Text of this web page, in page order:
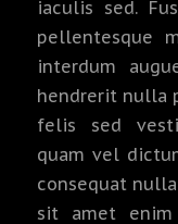
iaculis sed.
pellentesque
interdum
hendrerit nulla
felis sed
quam vel
consequat
sit amet enim